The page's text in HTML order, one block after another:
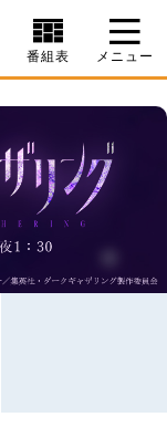
番組表 メニュー